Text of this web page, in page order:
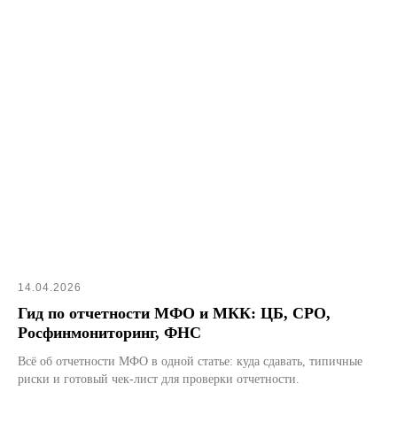
14.04.2026
Гид по отчетности МФО и МКК: ЦБ, СРО,
Росфинмониторинг, ФНС
Всё об отчетности МФО в одной статье: куда сдавать, типичные
риски и готовый чек-лист для проверки отчетности.